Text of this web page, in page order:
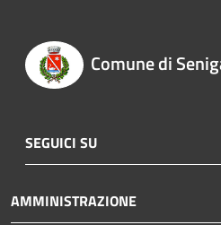
Comune di
SEGUICI SU
AMMINISTRAZIONE